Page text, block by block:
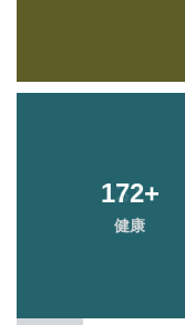
172+
健康